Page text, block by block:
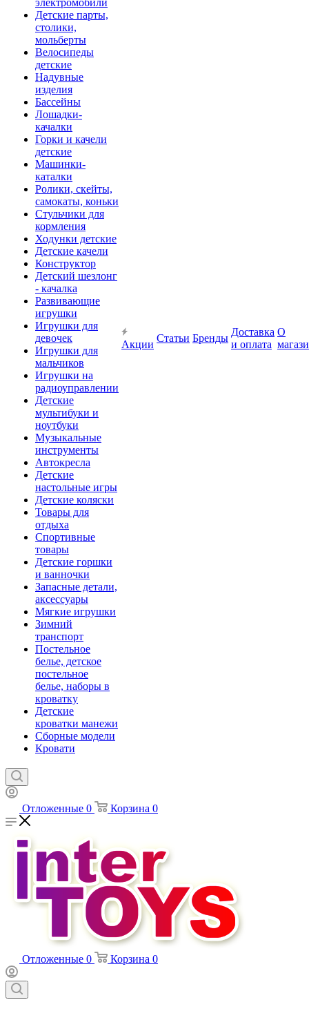
электромобили
Детские парты,
столики,
мольберты
Велосипеды
детские
Надувные
изделия
Бассейны
Лошадки-
качалки
Горки и качели
детские
Машинки-
каталки
Ролики, скейты,
самокаты, коньки
Стульчики для
кормления
Ходунки детские
Детские качели
Конструктор
Детский шезлонг
- качалка
Развивающие
игрушки
Игрушки для
девочек
Игрушки для
мальчиков
Игрушки на
радиоуправлении
Детские
мультибуки и
ноутбуки
Музыкальные
инструменты
Автокресла
Детские
настольные игры
Детские коляски
Товары для
отдыха
Спортивные
товары
Детские горшки
и ванночки
Запасные детали,
аксессуары
Мягкие игрушки
Зимний
транспорт
Постельное
белье, детское
постельное
белье, наборы в
кроватку
Детские
кроватки манежи
Сборные модели
Кровати
Акции
Статьи Бренды
Доставка
и оплата
О
Отложенные 0 Корзина 0
Отложенные 0 Корзина 0